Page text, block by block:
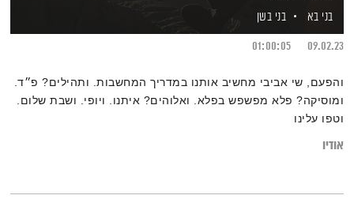
בני בא
בני בשן
09.02.23
01:00:05
והפעם, שי אביבי מחשיב אותנו במדריך המחשבות. ותהילים? פ״ד.
ומוסיקה? פלא מפשפש בפלא. ואלוהים? איתנו. ויופי. ושבת שלום.
וטפו עלינו
אודיו